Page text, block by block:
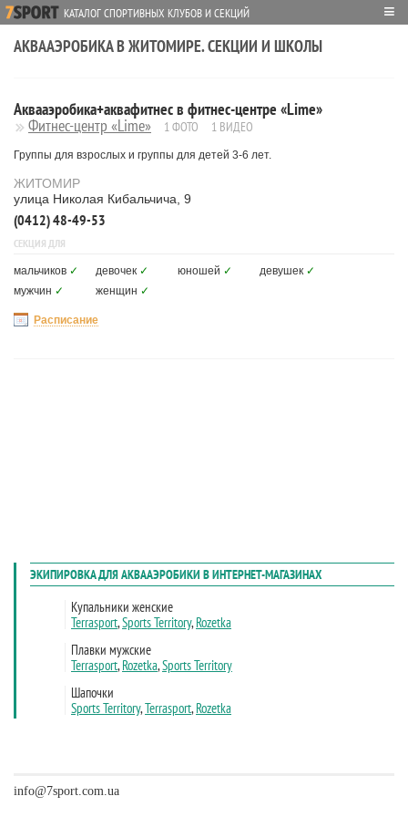
КАТАЛОГ СПОРТИВНЫХ КЛУБОВ И СЕКЦИЙ ≡
АКВААЭРОБИКА В ЖИТОМИРЕ. СЕКЦИИ И ШКОЛЫ
Аквааэробика+аквафитнес в фитнес-центре «Lime»
Фитнес-центр «Lime» 1 ФОТО 1 ВИДЕО
Группы для взрослых и группы для детей 3-6 лет.
ЖИТОМИР
улица Николая Кибальчича, 9
(0412) 48-49-53
СЕКЦИЯ ДЛЯ
мальчиков ✓ девочек ✓ юношей ✓ девушек ✓
мужчин ✓ женщин ✓
Расписание
info@7sport.com.ua